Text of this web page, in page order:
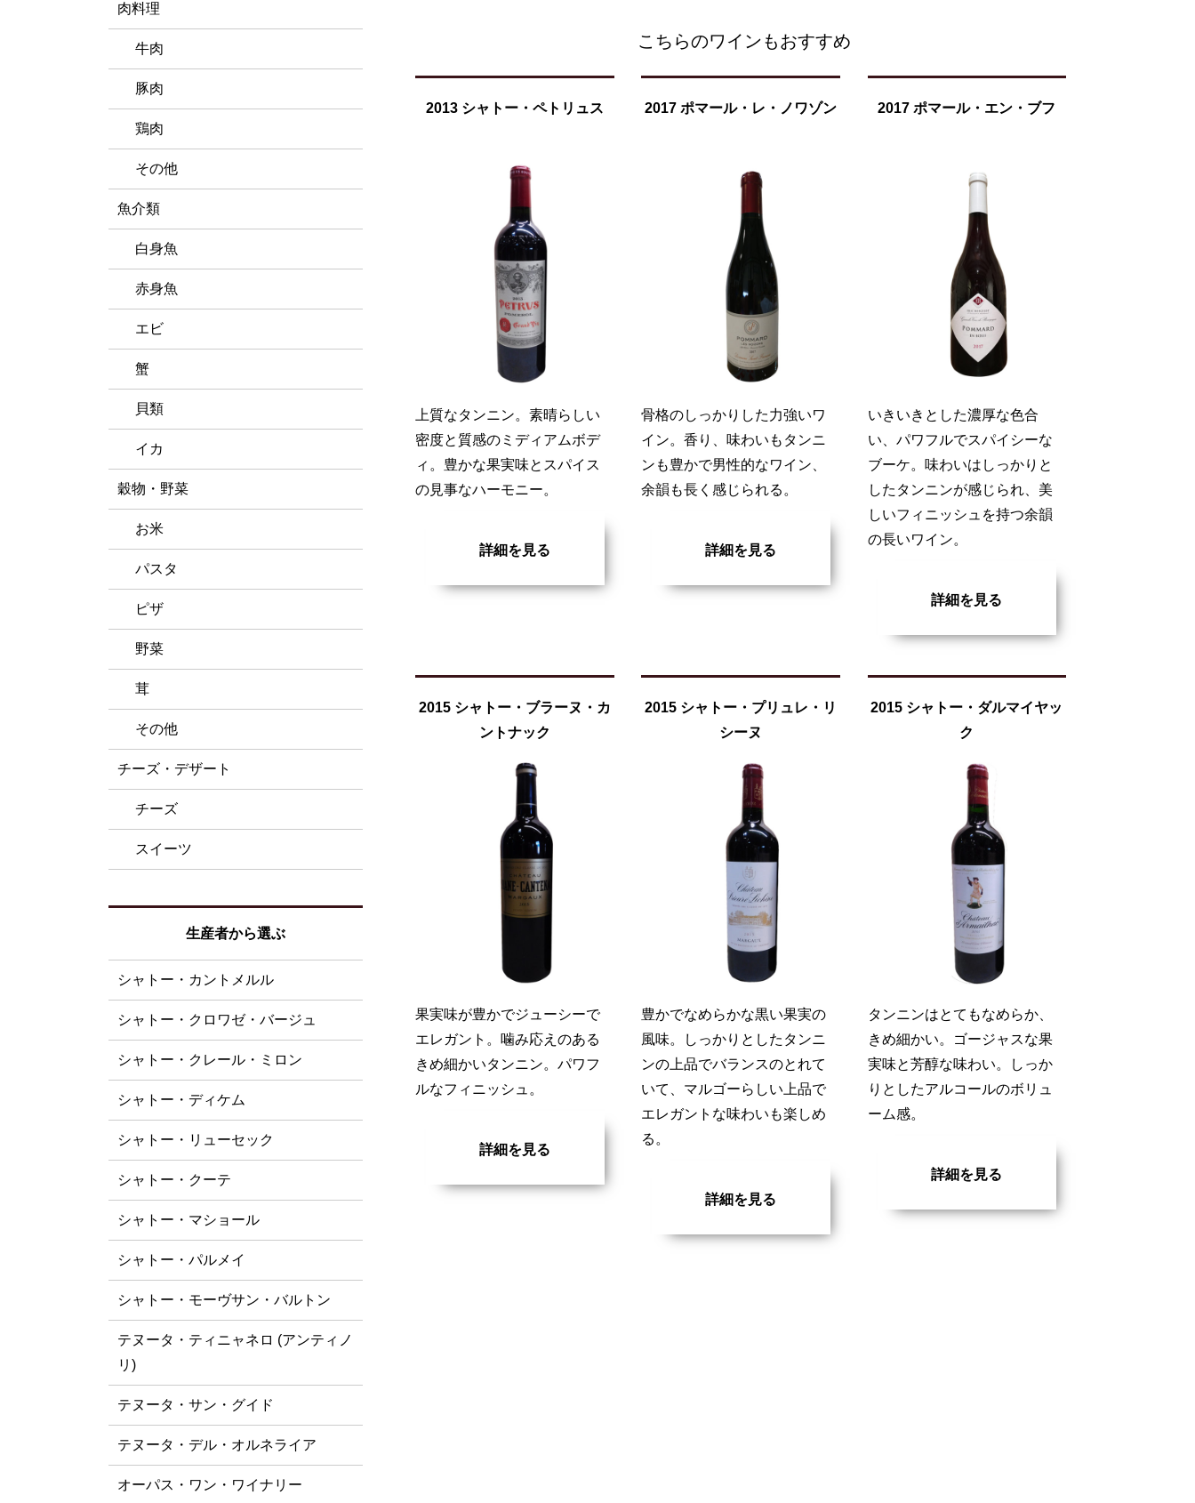
こちらのワインもおすすめ
2013 シャトー・ペトリュス
上質なタンニン。素晴らしい
密度と質感のミディアムボデ
ィ。豊かな果実味とスパイス
の見事なハーモニー。
詳細を見る
2017 ポマール・レ・ノワゾン
骨格のしっかりした力強いワ
イン。香り、味わいもタンニ
ンも豊かで男性的なワイン、
余韻も長く感じられる。
詳細を見る
2017 ポマール・エン・ブフ
いきいきとした濃厚な色合
い、パワフルでスパイシーな
ブーケ。味わいはしっかりと
したタンニンが感じられ、美
しいフィニッシュを持つ余韻
の長いワイン。
詳細を見る
2015 シャトー・ブラーヌ・カ
ントナック
果実味が豊かでジューシーで
エレガント。噛み応えのある
きめ細かいタンニン。パワフ
ルなフィニッシュ。
詳細を見る
2015 シャトー・プリュレ・リ
シーヌ
豊かでなめらかな黒い果実の
風味。しっかりとしたタンニ
ンの上品でバランスのとれて
いて、マルゴーらしい上品で
エレガントな味わいも楽しめ
る。
詳細を見る
2015 シャトー・ダルマイヤッ
ク
タンニンはとてもなめらか、
きめ細かい。ゴージャスな果
実味と芳醇な味わい。しっか
りとしたアルコールのボリュ
ーム感。
詳細を見る
肉料理
牛肉
豚肉
鶏肉
その他
魚介類
白身魚
赤身魚
エビ
蟹
貝類
イカ
穀物・野菜
お米
パスタ
ピザ
野菜
茸
その他
チーズ・デザート
チーズ
スイーツ
生産者から選ぶ
シャトー・カントメルル
シャトー・クロワゼ・バージュ
シャトー・クレール・ミロン
シャトー・ディケム
シャトー・リューセック
シャトー・クーテ
シャトー・マショール
シャトー・パルメイ
シャトー・モーヴサン・バルトン
テヌータ・ティニャネロ (アンティノ
リ)
テヌータ・サン・グイド
テヌータ・デル・オルネライア
オーパス・ワン・ワイナリー